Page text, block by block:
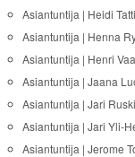
Asiantuntija | Heidi
Asiantuntija | Henna
Asiantuntija | Henri
Asiantuntija | Jaana
Asiantuntija | Jari Ruski
Asiantuntija | Jari Yli-
Asiantuntija | Jerome